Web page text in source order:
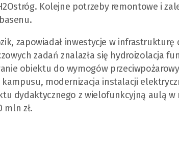
Kolejne potrzeby remontowe i
zapowiadał inwestycje w
zadań znalazła się hydroizolacja
obiektu do wymogów
modernizacja instalacji
dydaktycznego z wielofunkcyjną aulą w
mln zł.